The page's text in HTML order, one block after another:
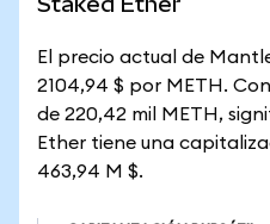
El precio actual de
2104,94 $ por METH.
de 220,42 mil METH,
Ether tiene una
463,94 M $.